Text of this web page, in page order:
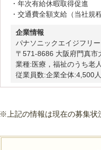
・年次有給休暇取得促進
・交通費全額支給（当社規
企業情報
パナソニックエイジフリ
〒571-8686 大阪府門真
業種:医療，福祉のうち老
従業員数:企業全体
※上記の情報は現在の募集状